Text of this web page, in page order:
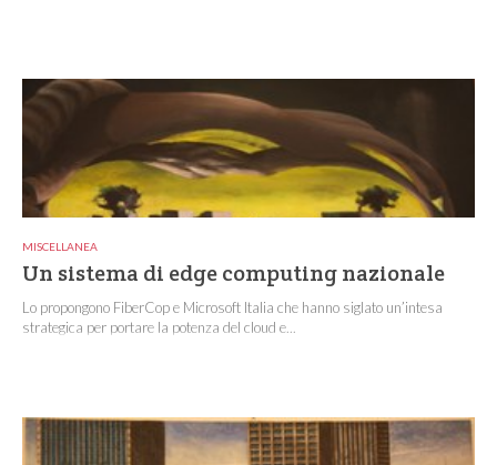
MISCELLANEA
Un sistema di edge computing nazionale
Lo propongono FiberCop e Microsoft Italia che hanno siglato un’intesa
strategica per portare la potenza del cloud e...